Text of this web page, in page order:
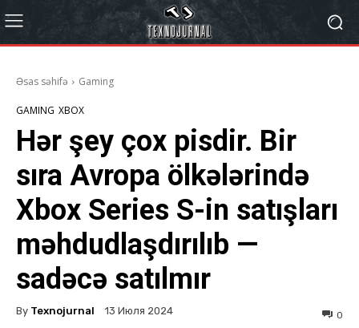
Əsas səhifə Gaming
GAMING XBOX
Hər şey çox pisdir. Bir
sıra Avropa ölkələrində
Xbox Series S-in satışları
məhdudlaşdırılıb —
sadəcə satılmır
By Texnojurnal 13 Июля 2024 0